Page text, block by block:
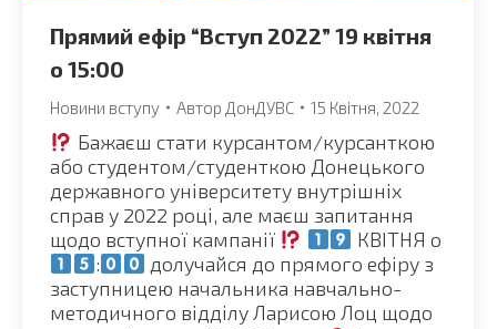
Прямий ефір “Вступ 2022” 19 квітня
о 15:00
Новини вступу Автор ДонДУВС 15 Квітня, 2022
Бажаєш стати курсантом/курсанткою
або студентом/студенткою Донецького
державного університету внутрішніх
справ у 2022 році, але маєш запитання
щодо вступної кампанії
КВІТНЯ о
:
долучайся до прямого ефіру з
заступницею начальника навчально-
методичного відділу Ларисою Лоц щодо